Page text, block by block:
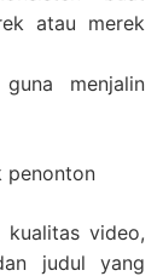
atau merek
menjalin
penonton
video,
judul yang